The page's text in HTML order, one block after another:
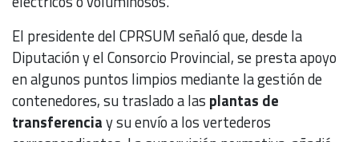
El presidente del CPRSUM señaló que, desde la
Diputación y el Consorcio Provincial, se presta apoyo
en algunos puntos limpios mediante la gestión de
contenedores, su traslado a las plantas de
transferenciay su envío a los vertederos